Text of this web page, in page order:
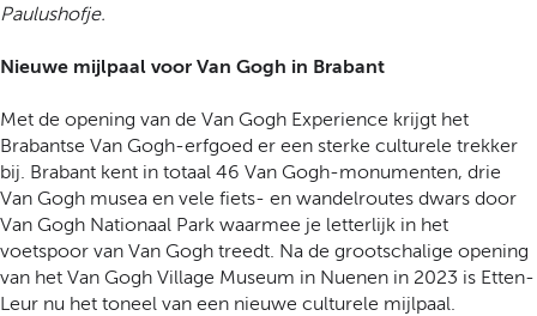
Paulushofje.
Nieuwe mijlpaal voor Van Gogh in Brabant
Met de opening van de Van Gogh Experience krijgt het
Brabantse Van Gogh-erfgoed er een sterke culturele trekker
bij. Brabant kent in totaal 46 Van Gogh-monumenten, drie
Van Gogh musea en vele fiets- en wandelroutes dwars door
Van Gogh Nationaal Park waarmee je letterlijk in het
voetspoor van Van Gogh treedt. Na de grootschalige opening
van het Van Gogh Village Museum in Nuenen in 2023 is Etten-
Leur nu het toneel van een nieuwe culturele mijlpaal.